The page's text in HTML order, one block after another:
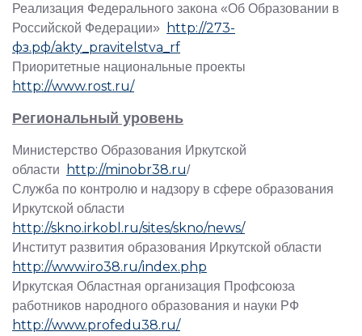
Реализация Федерального закона «Об Образовании в
Российской Федерации»
http://273-
фз.рф/akty_pravitelstva_rf
Приоритетные национальные проекты
http://www.rost.ru/
Региональный уровень
Министерство Образования Иркутской
области
http://minobr38.ru/
Служба по контролю и надзору в сфере образования
Иркутской области
http://skno.irkobl.ru/sites/skno/news/
Институт развития образования Иркутской области
http://www.iro38.ru/index.php
Иркутская Областная организация Профсоюза
работников народного образования и науки РФ
http://www.profedu38.ru/